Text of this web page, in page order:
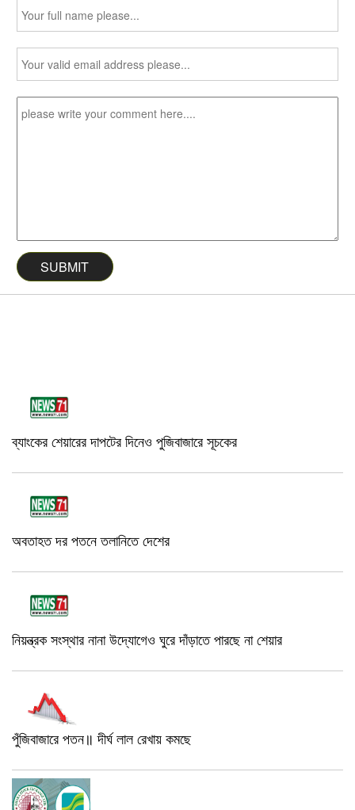
ব্যাংকের শেয়ারের দাপটের দিনেও পুজিবাজারে সূচকের
অবতাহত দর পতনে তলানিতে দেশের
নিয়ন্ত্রক সংস্থার নানা উদ্যোগেও ঘুরে দাঁড়াতে পারছে না শেয়ার
পুঁজিবাজারে পতন॥ দীর্ঘ লাল রেখায় কমছে